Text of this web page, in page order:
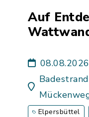
Auf
08.08.2026
Elpersbüttel